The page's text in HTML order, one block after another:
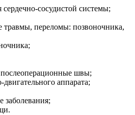
сердечно-сосудистой системы;
травмы, переломы: позвоночника,
швы;
аппарата;
заболевания;